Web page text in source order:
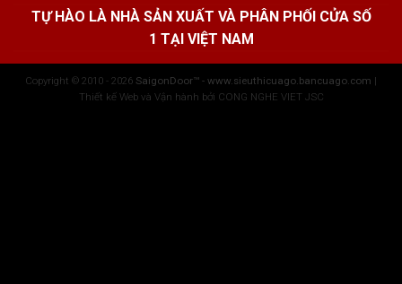
TỰ HÀO LÀ NHÀ SẢN XUẤT VÀ PHÂN PHỐI CỬA SỐ
1 TẠI VIỆT NAM
Copyright © 2010 - 2026 SaigonDoor™ - www.sieuthicuago.bancuago.com |
Thiết kế Web và Vận hành bởi CONG NGHE VIET JSC